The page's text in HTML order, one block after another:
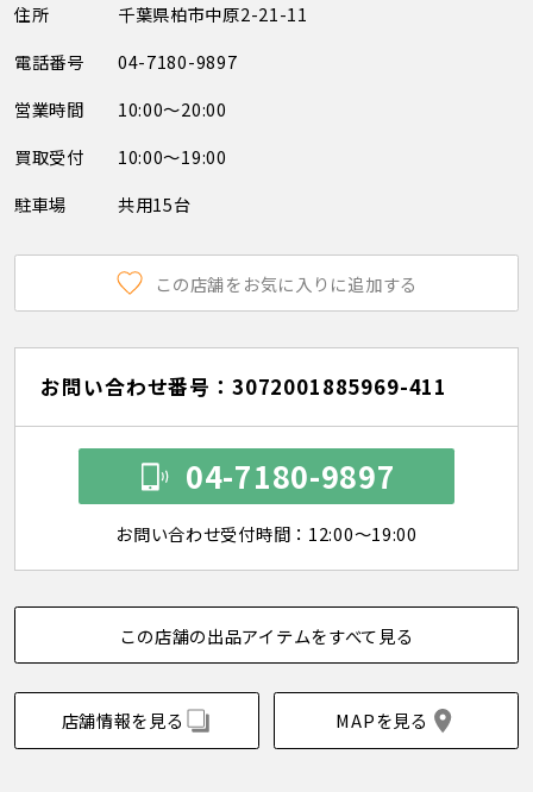
住所
千葉県柏市中原2-21-11
電話番号
04-7180-9897
営業時間
10:00～20:00
買取受付
10:00～19:00
駐車場
共用15台
この店舗をお気に入りに追加する
お問い合わせ番号：3072001885969-411
04-7180-9897
お問い合わせ受付時間：12:00～19:00
この店舗の出品アイテムをすべて見る
店舗情報を見る MAPを見る